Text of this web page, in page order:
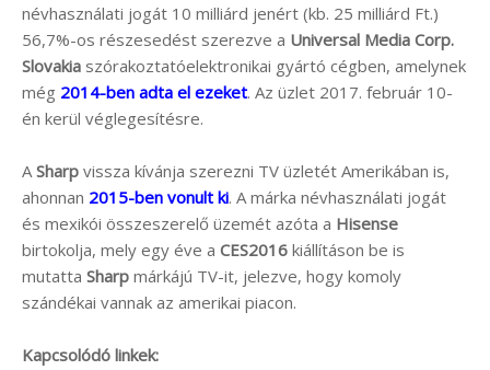
névhasználati jogát 10 milliárd jenért (kb. 25 milliárd Ft.)
56,7%-os részesedést szerezve a Universal Media Corp.
Slovakia szórakoztatóelektronikai gyártó cégben, amelynek
még 2014-ben adta el ezeket. Az üzlet 2017. február 10-
én kerül véglegesítésre.
ASharp vissza kívánja szerezni TV üzletét Amerikában is,
ahonnan 2015-ben vonult ki. A márka névhasználati jogát
és mexikói összeszerelő üzemét azóta a Hisense
birtokolja, mely egy éve a CES2016 kiállításon be is
mutatta Sharp márkájú TV-it, jelezve, hogy komoly
szándékai vannak az amerikai piacon.
Kapcsolódó linkek: